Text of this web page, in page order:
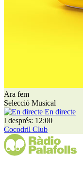
Ara fem
Selecció Musical
En directe
I després: 12:00
Cocodril Club